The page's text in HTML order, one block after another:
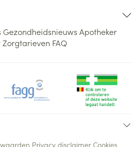
Gezondheidsnieuws Apotheker
Zorgtarieven FAQ
Privacy disclaimer Cookies